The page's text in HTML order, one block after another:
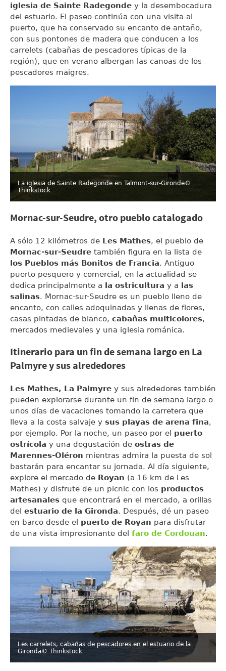
iglesia de Sainte Radegonde y la desembocadura
del estuario. El paseo continúa con una visita al
puerto, que ha conservado su encanto de antaño,
con sus pontones de madera que conducen a los
carrelets (cabañas de pescadores típicas de la
región), que en verano albergan las canoas de los
pescadores maigres.
La iglesia de Sainte Radegonde en Talmont-sur-Gironde©
Thinkstock
Mornac-sur-Seudre, otro pueblo catalogado
A sólo 12 kilómetros de Les Mathes, el pueblo de
Mornac-sur-Seudre también figura en la lista de
los Pueblos más Bonitos de Francia. Antiguo
puerto pesquero y comercial, en la actualidad se
dedica principalmente a la ostricultura y a las
salinas. Mornac-sur-Seudre es un pueblo lleno de
encanto, con calles adoquinadas y llenas de flores,
casas pintadas de blanco, cabañas multicolores,
mercados medievales y una iglesia románica.
Itinerario para un fin de semana largo en La
Palmyre y sus alrededores
Les Mathes, La Palmyre y sus alrededores también
pueden explorarse durante un fin de semana largo o
unos días de vacaciones tomando la carretera que
lleva a la costa salvaje y sus playas de arena fina,
por ejemplo. Por la noche, un paseo por el puerto
ostrícola y una degustación de ostras de
Marennes-Oléron mientras admira la puesta de sol
bastarán para encantar su jornada. Al día siguiente,
explore el mercado de Royan (a 16 km de Les
Mathes) y disfrute de un picnic con los productos
artesanales que encontrará en el mercado, a orillas
del estuario de la Gironda. Después, dé un paseo
en barco desde el puerto de Royan para disfrutar
de una vista impresionante del faro de Cordouan.
Les carrelets, cabañas de pescadores en el estuario de la
Gironda© Thinkstock